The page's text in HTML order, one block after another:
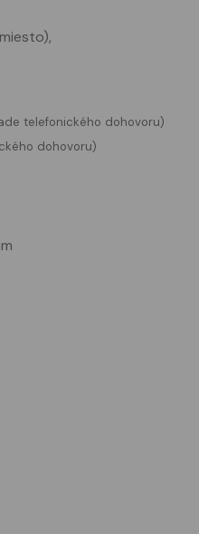
telefonického dohovoru)
dohovoru)